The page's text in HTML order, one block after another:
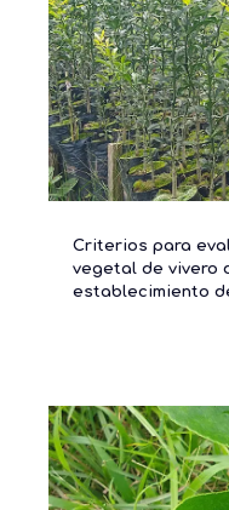
Criterios para
vegetal de vivero
establecimiento